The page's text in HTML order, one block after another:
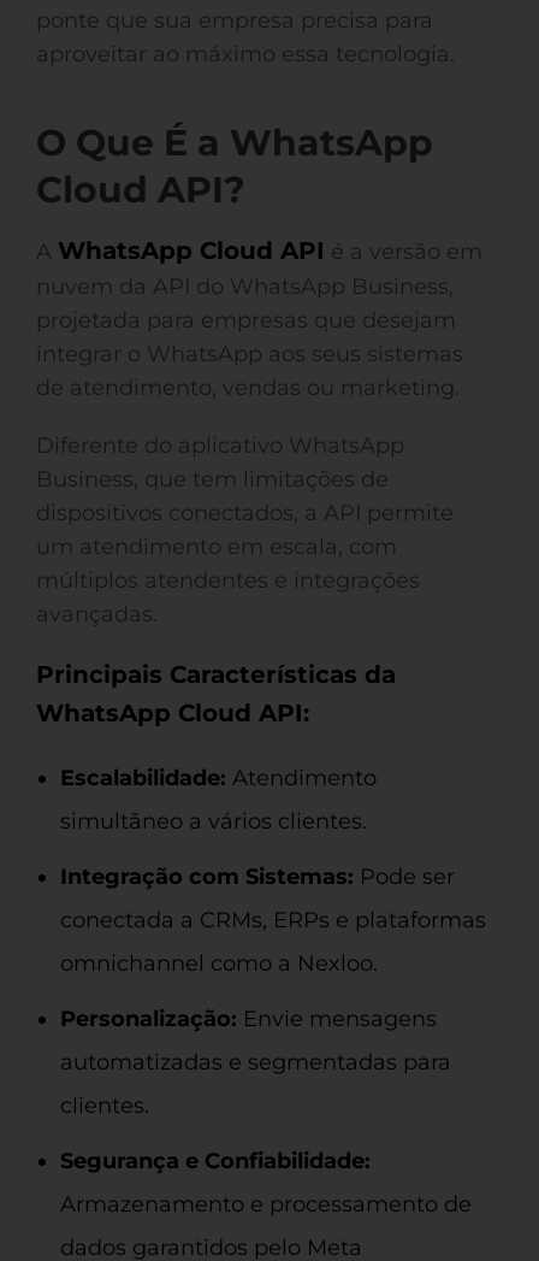
ponte que sua empresa precisa para
aproveitar ao máximo essa tecnologia.
O Que É a WhatsApp
Cloud API?
A WhatsApp Cloud API é a versão em
nuvem da API do WhatsApp Business,
projetada para empresas que desejam
integrar o WhatsApp aos seus sistemas
de atendimento, vendas ou marketing.
Diferente do aplicativo WhatsApp
Business, que tem limitações de
dispositivos conectados, a API permite
um atendimento em escala, com
múltiplos atendentes e integrações
avançadas.
Principais Características da
WhatsApp Cloud API:
Escalabilidade: Atendimento
simultâneo a vários clientes.
Integração com Sistemas: Pode ser
conectada a CRMs, ERPs e plataformas
omnichannel como a Nexloo.
Personalização: Envie mensagens
automatizadas e segmentadas para
clientes.
Segurança e Confiabilidade:
Armazenamento e processamento de
dados garantidos pelo Meta